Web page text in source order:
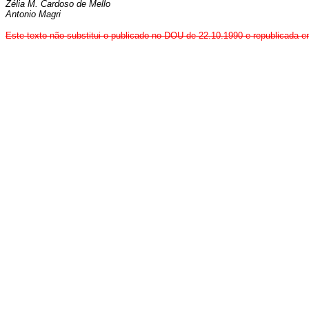
Zélia M. Cardoso de Mello
Antonio Magri
Este texto não substitui o publicado no DOU de 22.10.1990 e republicada